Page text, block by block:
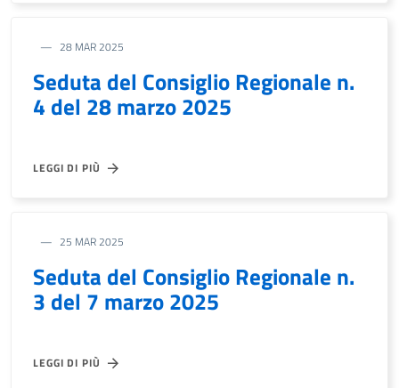
28 MAR 2025
Seduta del Consiglio Regionale n.
4 del 28 marzo 2025
LEGGI DI PIÙ
25 MAR 2025
Seduta del Consiglio Regionale n.
3 del 7 marzo 2025
LEGGI DI PIÙ